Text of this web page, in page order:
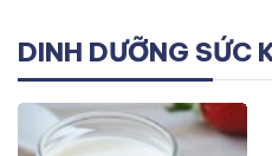
DINH DƯỠNG SỨC